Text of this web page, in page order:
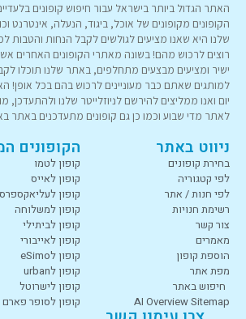
האתר הגדול ביותר בישראל עבור חיפוש קופונים
הקופונים מקופונים של אוכל, ביגוד, הנעלה, אינטרנט
שלנו היא שאנו מציעים לגולשים לקבל הנחות
רוצים לרכוש מהם! בשונה מאתרי הקופונים האחרים
ישיר ומציעים מבצעים מתחלפים, באתר שלנו תוכלו
למותגים שאתם כבר מעוניינים לרכוש בהם בכל אופן!
יום ואנו ממליצים להירשם לניוזלייטר שלנו ולהתעדכן,
לאתר מדי שבוע וכמו כן גם קופונים מתעדכנים באתר
ניווט באתר
בחירת קופונים
לפי קטגוריה
לפי חנות / אתר
רשימת חנויות
צור קשר
מאמרים
הוספת קופון
מפת אתר
חיפוש באתר
AI Overview Sitemap
הקופונים
קופון לטמו
קופון לאייס
קופון לעליאקספרס
קופון למשלוחה
קופון לביתילי
קופון לאייבורי
קופון לeSimo
קופון לurban
קופון לישרוטל
קופון לסופר פארם